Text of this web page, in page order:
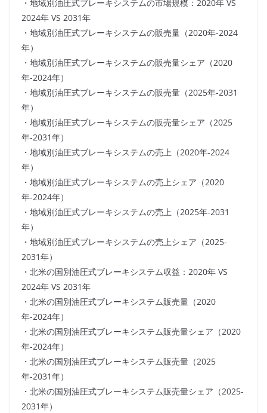
・地域別油圧式ブレーキシステムの市場規模：2020年 VS
2024年 VS 2031年
・地域別油圧式ブレーキシステムの販売量（2020年-2024
年）
・地域別油圧式ブレーキシステムの販売量シェア（2020
年-2024年）
・地域別油圧式ブレーキシステムの販売量（2025年-2031
年）
・地域別油圧式ブレーキシステムの販売量シェア（2025
年-2031年）
・地域別油圧式ブレーキシステムの売上（2020年-2024
年）
・地域別油圧式ブレーキシステムの売上シェア（2020
年-2024年）
・地域別油圧式ブレーキシステムの売上（2025年-2031
年）
・地域別油圧式ブレーキシステムの売上シェア（2025-
2031年）
・北米の国別油圧式ブレーキシステム収益：2020年 VS
2024年 VS 2031年
・北米の国別油圧式ブレーキシステム販売量（2020
年-2024年）
・北米の国別油圧式ブレーキシステム販売量シェア（2020
年-2024年）
・北米の国別油圧式ブレーキシステム販売量（2025
年-2031年）
・北米の国別油圧式ブレーキシステム販売量シェア（2025-
2031年）